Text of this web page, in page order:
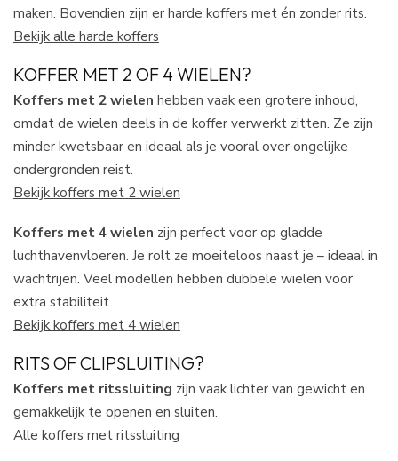
maken. Bovendien zijn er harde koffers met én zonder rits.
Bekijk alle harde koffers
KOFFER MET 2 OF 4 WIELEN?
Koffers met 2 wielen hebben vaak een grotere inhoud,
omdat de wielen deels in de koffer verwerkt zitten. Ze zijn
minder kwetsbaar en ideaal als je vooral over ongelijke
ondergronden reist.
Bekijk koffers met 2 wielen
Koffers met 4 wielen zijn perfect voor op gladde
luchthavenvloeren. Je rolt ze moeiteloos naast je – ideaal in
wachtrijen. Veel modellen hebben dubbele wielen voor
extra stabiliteit.
Bekijk koffers met 4 wielen
RITS OF CLIPSLUITING?
Koffers met ritssluiting zijn vaak lichter van gewicht en
gemakkelijk te openen en sluiten.
Alle koffers met ritssluiting